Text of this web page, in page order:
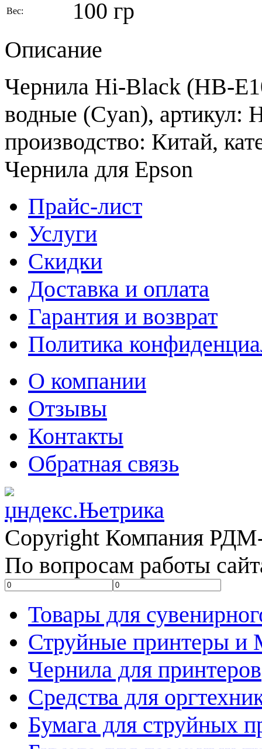
Вес: 100 гр
Описание
Чернила Hi-Black (HB-
водные (Cyan), артикул:
производство: Китай,
Чернила для Epson
Прайс-лист
Услуги
Скидки
Доставка и оплата
Гарантия и возврат
Политика
О компании
Отзывы
Контакты
Обратная связь
Copyright Компания
По вопросам работы
Товары для
Струйные принтеры
Чернила для принтеров
Средства для
Бумага для струйных